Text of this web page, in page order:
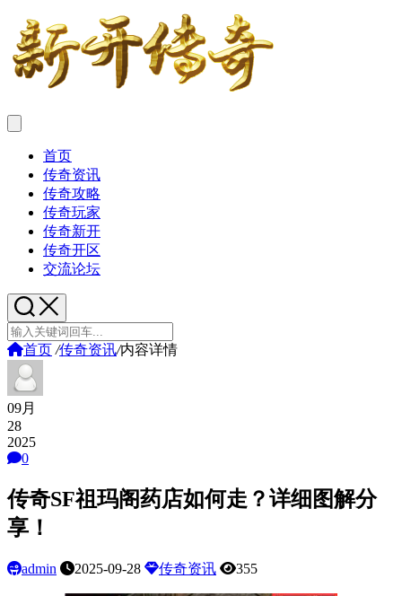
首页
传奇资讯
传奇攻略
传奇玩家
传奇新开
传奇开区
交流论坛
首页 /传奇资讯/内容详情
09月
28
2025
0
传奇SF祖玛阁药店如何走？详细图解分
享！
admin 2025-09-28 传奇资讯 355